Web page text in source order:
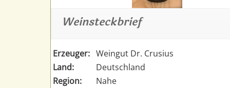
Weinsteckbrief
Erzeuger: Weingut Dr. Crusius
Land:
Deutschland
Region:
Nahe